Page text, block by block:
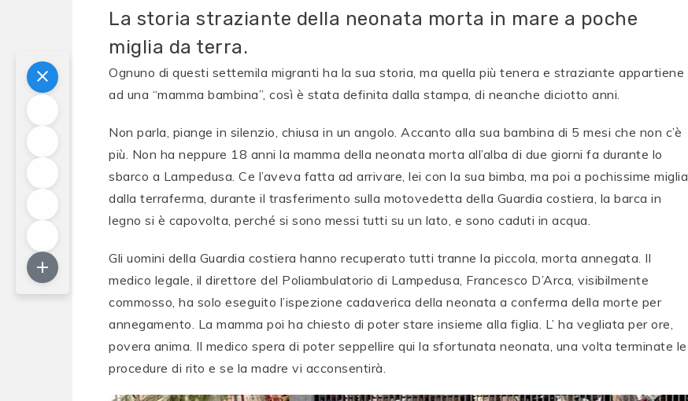
La storia straziante della neonata morta in mare a poche
miglia da terra.
Ognuno di questi settemila migranti ha la sua storia, ma quella più tenera e straziante appartiene
ad una “mamma bambina”, così è stata definita dalla stampa, di neanche diciotto anni.
Non parla, piange in silenzio, chiusa in un angolo. Accanto alla sua bambina di 5 mesi che non c’è
più. Non ha neppure 18 anni la mamma della neonata morta all’alba di due giorni fa durante lo
sbarco a Lampedusa. Ce l’aveva fatta ad arrivare, lei con la sua bimba, ma poi a pochissime miglia
dalla terraferma, durante il trasferimento sulla motovedetta della Guardia costiera, la barca in
legno si è capovolta, perché si sono messi tutti su un lato, e sono caduti in acqua.
Gli uomini della Guardia costiera hanno recuperato tutti tranne la piccola, morta annegata. Il
medico legale, il direttore del Poliambulatorio di Lampedusa, Francesco D’Arca, visibilmente
commosso, ha solo eseguito l’ispezione cadaverica della neonata a conferma della morte per
annegamento. La mamma poi ha chiesto di poter stare insieme alla figlia. L’ ha vegliata per ore,
povera anima. Il medico spera di poter seppellire qui la sfortunata neonata, una volta terminate le
procedure di rito e se la madre vi acconsentirà.